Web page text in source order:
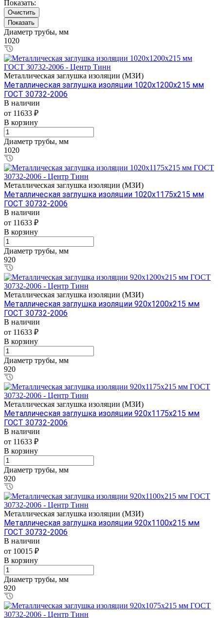
Показать:
Очистить
Диаметр трубы, мм
1020
Металлическая заглушка изоляции (МЗИ)
Металлическая заглушка изоляции 1020х1200х215 мм
ГОСТ 30732-2006
В наличии
от 11633 ₽
В корзину
Диаметр трубы, мм
1020
Металлическая заглушка изоляции (МЗИ)
Металлическая заглушка изоляции 1020х1175х215 мм
ГОСТ 30732-2006
В наличии
от 11633 ₽
В корзину
Диаметр трубы, мм
920
Металлическая заглушка изоляции (МЗИ)
Металлическая заглушка изоляции 920х1200х215 мм
ГОСТ 30732-2006
В наличии
от 11633 ₽
В корзину
Диаметр трубы, мм
920
Металлическая заглушка изоляции (МЗИ)
Металлическая заглушка изоляции 920х1175х215 мм
ГОСТ 30732-2006
В наличии
от 11633 ₽
В корзину
Диаметр трубы, мм
920
Металлическая заглушка изоляции (МЗИ)
Металлическая заглушка изоляции 920х1100х215 мм
ГОСТ 30732-2006
В наличии
от 10015 ₽
В корзину
Диаметр трубы, мм
920